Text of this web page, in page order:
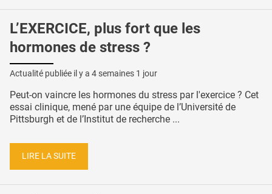
L’EXERCICE, plus fort que les
hormones de stress ?
Actualité publiée il y a 4 semaines 1 jour
Peut-on vaincre les hormones du stress par l'exercice ? Cet
essai clinique, mené par une équipe de l’Université de
Pittsburgh et de l’Institut de recherche ...
LIRE LA SUITE